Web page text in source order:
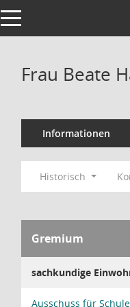
Toggle navigation
Frau Beate
Informationen
Historisch
Gremium
sachkundige
Ausschuss für